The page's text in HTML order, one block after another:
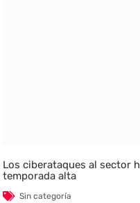
Los ciberataques al sector
temporada alta
Sin categoría